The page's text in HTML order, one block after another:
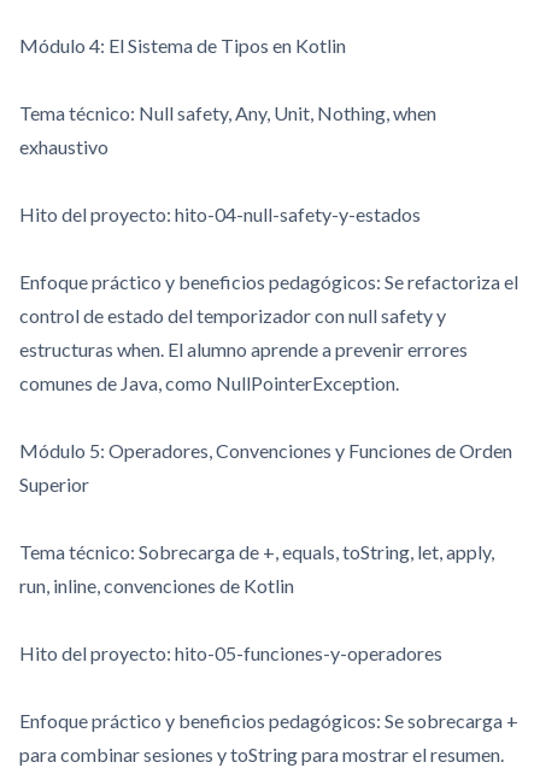
Módulo 4: El Sistema de Tipos en Kotlin
Tema técnico: Null safety,Any, Unit, Nothing,when
exhaustivo
Hito del proyecto: hito-04-null-safety-y-estados
Enfoque práctico y beneficios pedagógicos: Se refactoriza el
control de estado del temporizador con null safety y
estructuras when. El alumno aprende a prevenir errores
comunes de Java, como NullPointerException.
Módulo 5: Operadores, Convenciones y Funciones de Orden
Superior
Tema técnico: Sobrecarga de +,equals,toString, let,apply,
run, inline, convenciones de Kotlin
Hito del proyecto: hito-05-funciones-y-operadores
Enfoque práctico y beneficios pedagógicos: Se sobrecarga +
para combinar sesiones ytoStringpara mostrar el resumen.